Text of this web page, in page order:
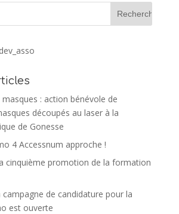
: action bénévole de
découpés au laser à la
de Gonesse
4 Accessnum approche !
cinquième promotion de la formation
campagne de candidature pour la
est ouverte